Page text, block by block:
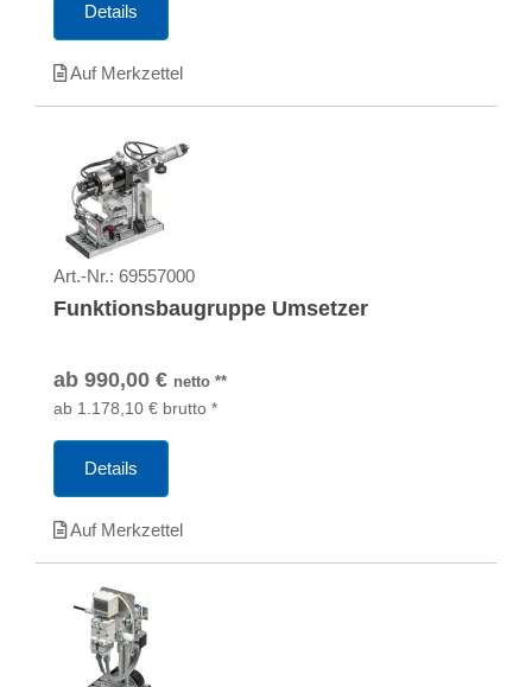
Details
Auf Merkzettel
Art.-Nr.: 69557000
Funktionsbaugruppe Umsetzer
ab 990,00 € netto **
ab 1.178,10 € brutto *
Details
Auf Merkzettel